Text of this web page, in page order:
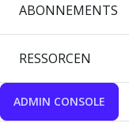
ABONNEMENTS
RESSORCEN
ADMIN CONSOLE